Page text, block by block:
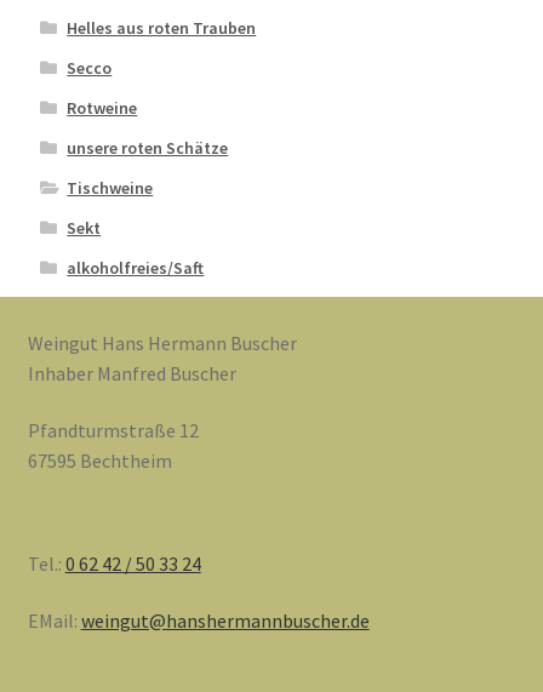
Helles aus roten Trauben
Secco
Rotweine
unsere roten Schätze
Tischweine
Sekt
alkoholfreies/Saft
Weingut Hans Hermann Buscher
Inhaber Manfred Buscher
Pfandturmstraße 12
67595 Bechtheim
Tel.: 0 62 42 / 50 33 24
EMail: weingut@hanshermannbuscher.de